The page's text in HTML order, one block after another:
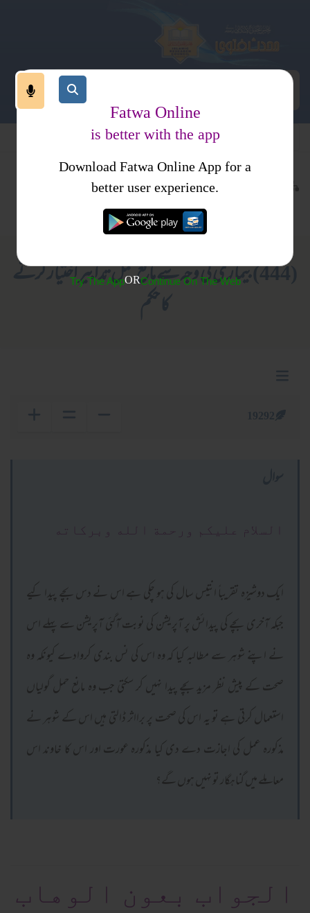
نکاح
کتب فتاوی
عورتوں کے لیے صرف
(444) بیماری کی وجہ سے مانع حمل تدابیر اختیار کرنے
کا حکم
السلام عليكم ورحمة الله وبركاته
ایک دوشیزہ تقریباً انتیس سال کی ہو چکی ہے اس نے دس بچے پیدا کیے
جبکہ آخری بچے کی پیدائش پر آپریشن کی نوبت آگئی آپریشن سے پہلے اس
نے اپنے شوہر سے مطالبہ کیا کہ وہ اس کی نس بندی کروادے کیونکہ وہ
صحت کے پیش نظر مزید بچے پیدا نہیں کر سکتی جب وہ مانع حمل گولیاں
استعمال کرتی ہے تو یہ اس کی صحت پر برااثر ڈالتی ہیں اس کے شوہر نے
مذکورہ عمل کی اجازت دے دی کیا مذکورہ عورت اور اس کا خاوند اس
معاملے میں گناہگار تو نہیں ہوں گے؟
الجواب بعون الوهاب
Fatwa Online
is better with the app
Download Fatwa Online App for a
better user experience.
Try The AppORContinue On The Web